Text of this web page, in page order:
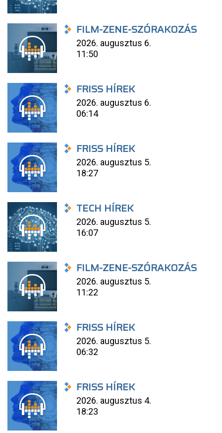
FILM-ZENE-SZÓRAKOZÁS
2026. augusztus 6.
11:50
FRISS HÍREK
2026. augusztus 6.
06:14
FRISS HÍREK
2026. augusztus 5.
18:27
TECH HÍREK
2026. augusztus 5.
16:07
FILM-ZENE-SZÓRAKOZÁS
2026. augusztus 5.
11:22
FRISS HÍREK
2026. augusztus 5.
06:32
FRISS HÍREK
2026. augusztus 4.
18:23